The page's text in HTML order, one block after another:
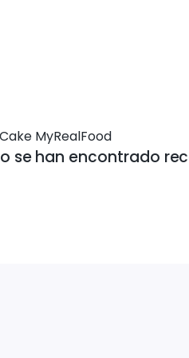
se han encontrado